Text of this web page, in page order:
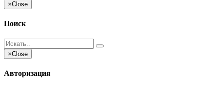
×Close
Поиск
×Close
Авторизация